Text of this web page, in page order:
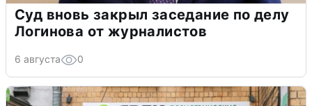
Суд вновь закрыл заседание по делу
Логинова от журналистов
6 августа 0